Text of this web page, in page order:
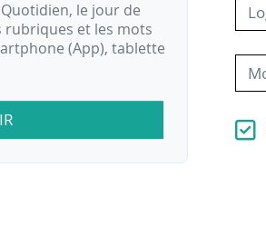
le jour de
rubriques et les mots
(App), tablette